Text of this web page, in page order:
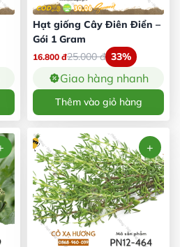
Hạt giống Cây Điên Điển –
Gói 1 Gram
16.800 đ25.000đ 33%
Giao hàng nhanh
Thêm vào giỏ hàng